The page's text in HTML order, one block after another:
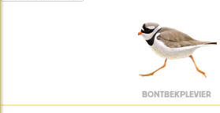
BONTBEKPLEVIER